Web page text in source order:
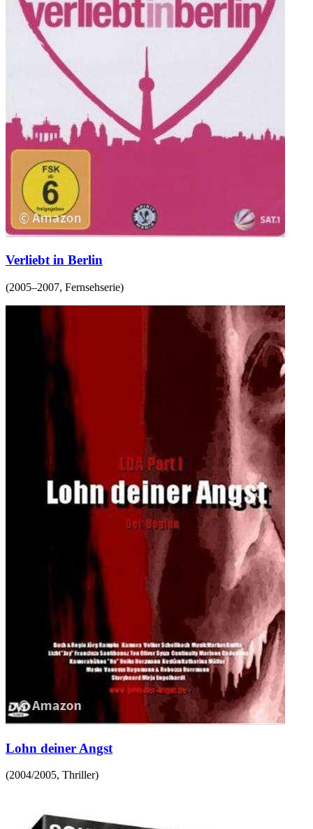
Verliebt in Berlin
(2005–2007, Fernsehserie)
Lohn deiner Angst
(2004/2005, Thriller)